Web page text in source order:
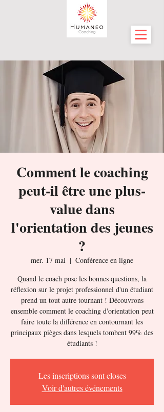
Comment le coaching
peut-il être une plus-
value dans
l'orientation des jeunes
?
mer. 17 mai
  |
Conférence en ligne
Quand le coach pose les bonnes questions, la
réflexion sur le projet professionnel d'un étudiant
prend un tout autre tournant ! Découvrons
ensemble comment le coaching d'orientation peut
faire toute la différence en contournant les
principaux pièges dans lesquels tombent 99% des
étudiants !
Les inscriptions sont closes
Voir d'autres événements